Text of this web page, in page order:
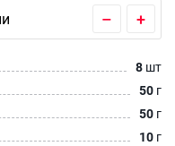
– +
8 шт
50 г
50 г
10 г